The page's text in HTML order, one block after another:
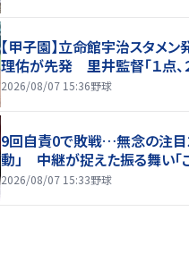
【甲子園】立命館宇治スタメ
理佑が先発 里井監督「１点、
2026/08/07 15:36野球
9回自責0で敗戦…無念の注目
動」 中継が捉えた振る舞い「
2026/08/07 15:33野球